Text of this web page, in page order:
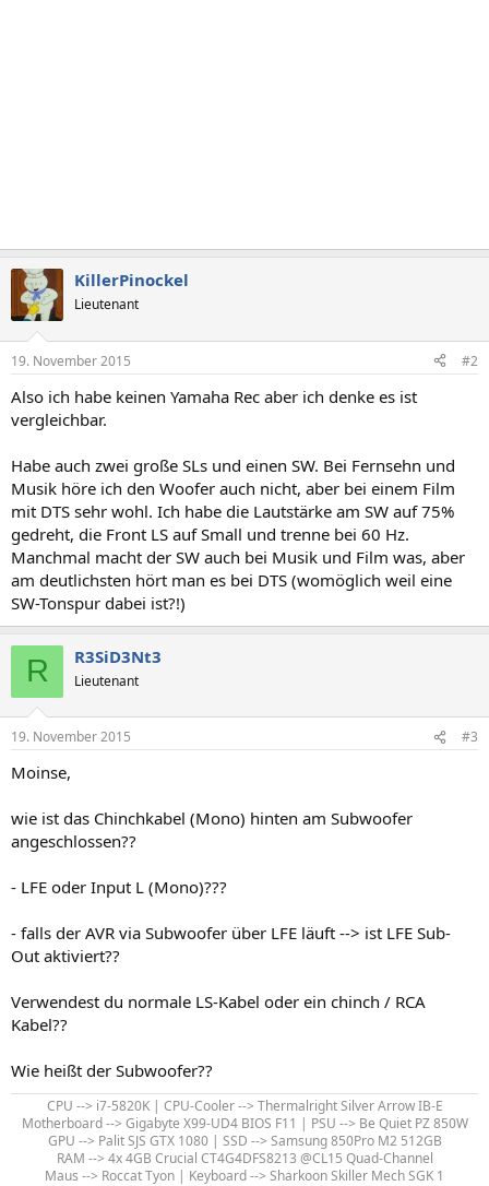
KillerPinockel
Lieutenant
19. November 2015 #2
Also ich habe keinen Yamaha Rec aber ich denke es ist
vergleichbar.
Habe auch zwei große SLs und einen SW. Bei Fernsehn und
Musik höre ich den Woofer auch nicht, aber bei einem Film
mit DTS sehr wohl. Ich habe die Lautstärke am SW auf 75%
gedreht, die Front LS auf Small und trenne bei 60 Hz.
Manchmal macht der SW auch bei Musik und Film was, aber
am deutlichsten hört man es bei DTS (womöglich weil eine
SW-Tonspur dabei ist?!)
R R3SiD3Nt3
Lieutenant
19. November 2015 #3
Moinse,
wie ist das Chinchkabel (Mono) hinten am Subwoofer
angeschlossen??
- LFE oder Input L (Mono)???
- falls der AVR via Subwoofer über LFE läuft --> ist LFE Sub-
Out aktiviert??
Verwendest du normale LS-Kabel oder ein chinch / RCA
Kabel??
Wie heißt der Subwoofer??
CPU --> i7-5820K | CPU-Cooler --> Thermalright Silver Arrow IB-E
Motherboard --> Gigabyte X99-UD4 BIOS F11 | PSU --> Be Quiet PZ 850W
GPU --> Palit SJS GTX 1080 | SSD --> Samsung 850Pro M2 512GB
RAM --> 4x 4GB Crucial CT4G4DFS8213 @CL15 Quad-Channel
Maus --> Roccat Tyon | Keyboard --> Sharkoon Skiller Mech SGK 1​